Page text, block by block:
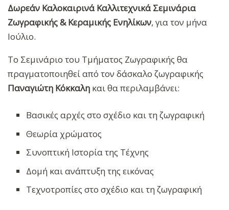
Δωρεάν Καλοκαιρινά Καλλιτεχνικά Σεμινάρια
Ζωγραφικής & Κεραμικής Ενηλίκων, για τον μήνα
Ιούλιο.
Το Σεμινάριο του Τμήματος Ζωγραφικής θα
πραγματοποιηθεί από τον δάσκαλο ζωγραφικής
Παναγιώτη Κόκκαλη και θα περιλαμβάνει:
Βασικές αρχές στο σχέδιο και τη ζωγραφική
Θεωρία χρώματος
Συνοπτική Ιστορία της Τέχνης
Δομή και ανάπτυξη της εικόνας
Tεχνοτροπίες στο σχέδιο και τη ζωγραφική